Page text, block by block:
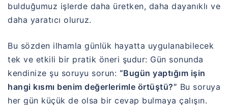
bulduğumuz işlerde daha üretken, daha dayanıklı ve
daha yaratıcı oluruz.
Bu sözden ilhamla günlük hayatta uygulanabilecek
tek ve etkili bir pratik öneri şudur: Gün sonunda
kendinize şu soruyu sorun: “Bugün yaptığım işin
hangi kısmı benim değerlerimle örtüştü?” Bu soruya
her gün küçük de olsa bir cevap bulmaya çalışın.